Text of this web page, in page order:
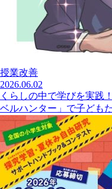
授業改善
2026.06.02
くらしの中で学びを実践
ベルハンター」で子ども